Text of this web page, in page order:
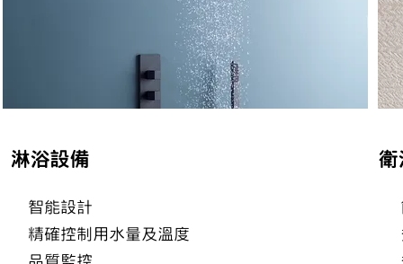
淋浴設備
智能設計
精確控制用水量及溫度
品質監控
衛